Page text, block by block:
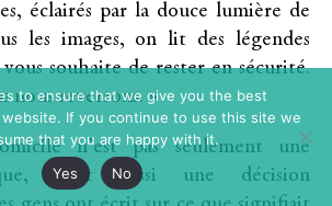
éclairés par la douce lumière de
les images, on lit des légendes
souhaite de rester en sécurité.
nous reverrons. »
n’est pas seulement une
c’est aussi une décision
to ensure that we give you the best
If you continue to use this site we
that you are happy with it.
Yes
No